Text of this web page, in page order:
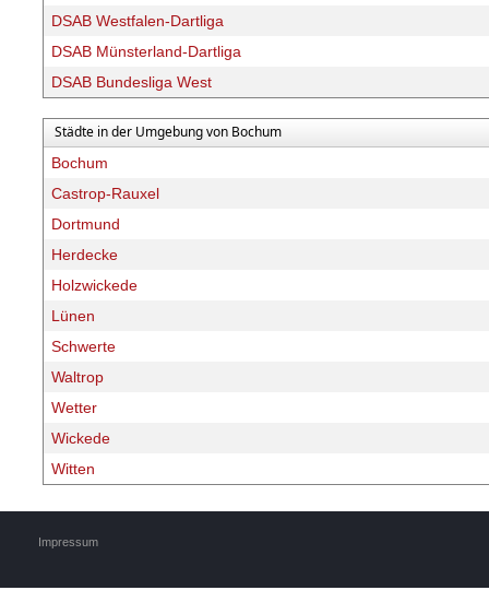
DSAB Westfalen-Dartliga
DSAB Münsterland-Dartliga
DSAB Bundesliga West
Städte in der Umgebung von Bochum
Bochum
Castrop-Rauxel
Dortmund
Herdecke
Holzwickede
Lünen
Schwerte
Waltrop
Wetter
Wickede
Witten
Impressum